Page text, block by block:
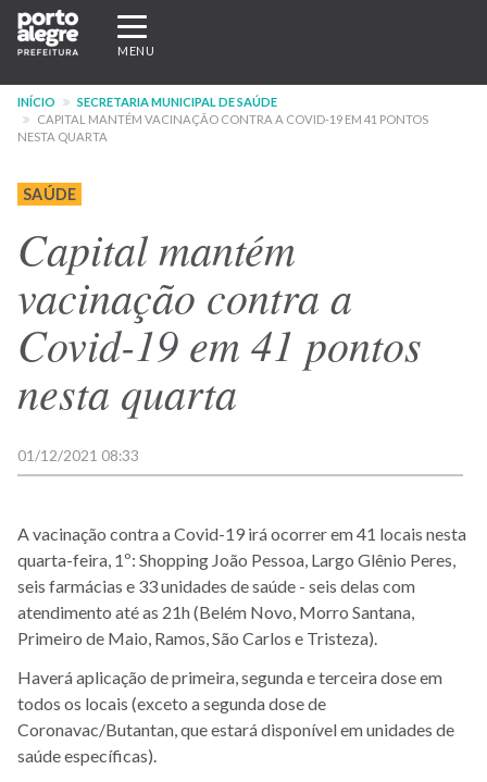
Pular
para
conteúdo
principal
Expandir/recolher
navegação
MENU
INÍCIO
SECRETARIA MUNICIPAL DE SAÚDE
CAPITAL MANTÉM VACINAÇÃO CONTRA A COVID-19 EM 41 PONTOS
NESTA QUARTA
SAÚDE
Capital mantém
vacinação contra a
Covid-19 em 41 pontos
nesta quarta
01/12/2021 08:33
A vacinação contra a Covid-19 irá ocorrer em 41 locais nesta
quarta-feira, 1º: Shopping João Pessoa, Largo Glênio Peres,
seis farmácias e 33 unidades de saúde - seis delas com
atendimento até as 21h (Belém Novo, Morro Santana,
Primeiro de Maio, Ramos, São Carlos e Tristeza).
Haverá aplicação de primeira, segunda e terceira dose em
todos os locais (exceto a segunda dose de
Coronavac/Butantan, que estará disponível em unidades de
saúde específicas).